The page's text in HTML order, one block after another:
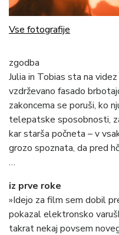
Vse fotografije
zgodba
Julia in Tobias sta na
vzdrževano fasado
zakoncema se poruši, ko
telepatske sposobnosti,
kar starša počneta – v
grozo spoznata, da pred
…
iz prve roke
»Idejo za film sem dobil
pokazal elektronsko
takrat nekaj povsem